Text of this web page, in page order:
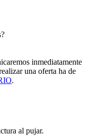
inmediatamente
una oferta ha de
.
al pujar.